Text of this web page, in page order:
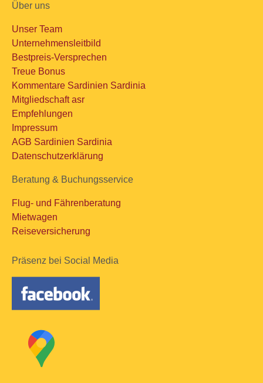
Über uns
Unser Team
Unternehmensleitbild
Bestpreis-Versprechen
Treue Bonus
Kommentare Sardinien Sardinia
Mitgliedschaft asr
Empfehlungen
Impressum
AGB Sardinien Sardinia
Datenschutzerklärung
Beratung & Buchungsservice
Flug- und Fährenberatung
Mietwagen
Reiseversicherung
Präsenz bei Social Media